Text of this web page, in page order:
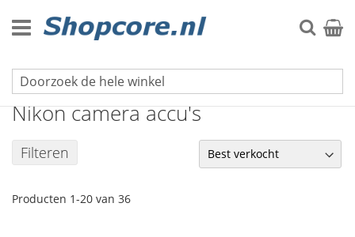
naar
de
Zoek
Foto- en videocamera accu's
Nikon camera accu's
Filteren
Producten 1-20 van 36